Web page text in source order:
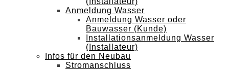
Anmeldung Wasser
Anmeldung Wasser oder
Bauwasser (Kunde)
Installationsanmeldung Wasser
(Installateur)
Infos für den Neubau
Stromanschluss